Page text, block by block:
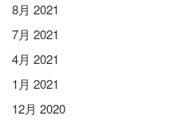
8月 2021
7月 2021
4月 2021
1月 2021
12月 2020